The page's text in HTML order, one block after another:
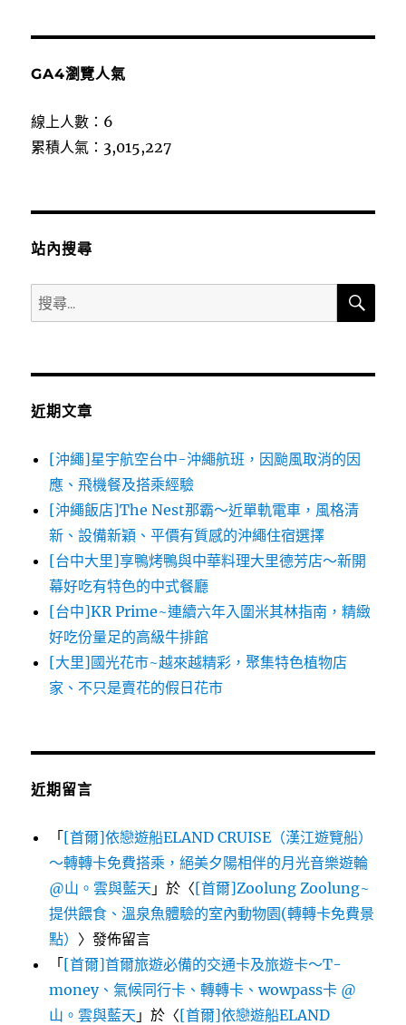
GA4瀏覽人氣
線上人數：6
累積人氣：3,015,227
站內搜尋
搜
尋
鍵
搜
近期文章
[沖繩]星宇航空台中-沖繩航班，因颱風取消的因
應、飛機餐及搭乘經驗
[沖繩飯店]The Nest那霸～近單軌電車，風格清
新、設備新穎、平價有質感的沖繩住宿選擇
[台中大里]享鴨烤鴨與中華料理大里德芳店～新開
幕好吃有特色的中式餐廳
[台中]KR Prime~連續六年入圍米其林指南，精緻
好吃份量足的高級牛排館
[大里]國光花市~越來越精彩，聚集特色植物店
家、不只是賣花的假日花市
近期留言
「[首爾]依戀遊船ELAND CRUISE（漢江遊覽船）
～轉轉卡免費搭乘，絕美夕陽相伴的月光音樂遊輪
@山。雲與藍天 」於〈[首爾]Zoolung Zoolung~
提供餵食、溫泉魚體驗的室內動物園(轉轉卡免費景
點） 〉發佈留言
「[首爾]首爾旅遊必備的交通卡及旅遊卡～T-
money、氣候同行卡、轉轉卡、wowpass卡 @
山。雲與藍天 」於〈[首爾]依戀遊船ELAND